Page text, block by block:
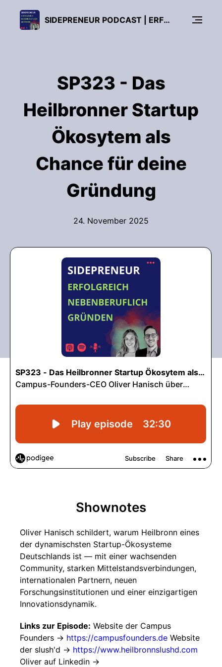
SIDEPRENEUR PODCAST | ERFOLGREICH NEBENBERUFLICH GRÜNDEN!
SP323 - Das
Heilbronner Startup
Ökosytem als
Chance für deine
Gründung
24. November 2025
Shownotes
Oliver Hanisch schildert, warum Heilbronn eines
der dynamischsten Startup-Ökosysteme
Deutschlands ist — mit einer wachsenden
Community, starken Mittelstandsverbindungen,
internationalen Partnern, neuen
Forschungsinstitutionen und einer einzigartigen
Innovationsdynamik.
Links zur Episode: Website der Campus
Founders -> https://campusfounders.de Website
der slush'd -> https://www.heilbronnslushd.com
Oliver auf Linkedin ->